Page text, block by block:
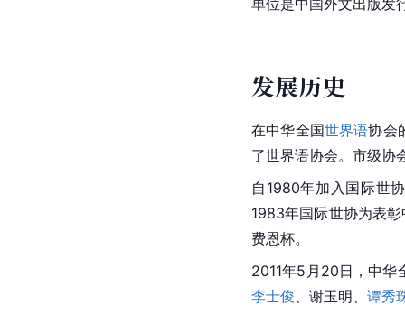
发展历史
在中华全国世界语协会
了世界语协会。市级协
自1980年加入 国际世协
1983年国际世协为表
费恩杯。
2011年5月20日，中华
李士俊 、谢玉明、 谭秀